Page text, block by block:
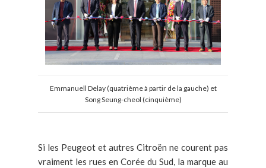
Emmanuell Delay (quatrième à partir de la gauche) et
Song Seung-cheol (cinquième)
Si les Peugeot et autres Citroën ne courent pas
vraiment les rues en Corée du Sud, la marque au